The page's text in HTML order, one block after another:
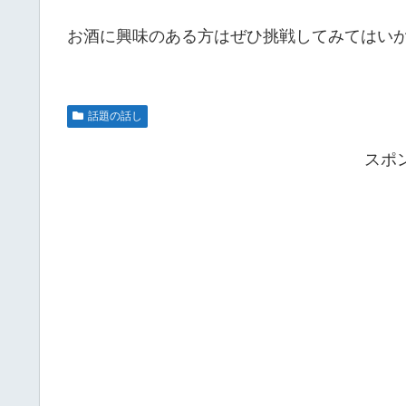
お酒に興味のある方はぜひ挑戦してみてはい
話題の話し
スポ